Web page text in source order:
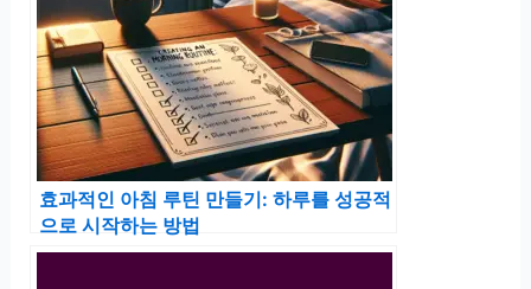
효과적인 아침 루틴 만들기: 하루를 성공적
으로 시작하는 방법